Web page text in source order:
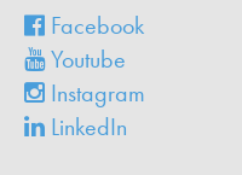
Facebook
Youtube
Instagram
LinkedIn